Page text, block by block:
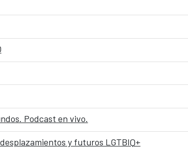
Podcast en vivo.
y futuros LGTBIQ+